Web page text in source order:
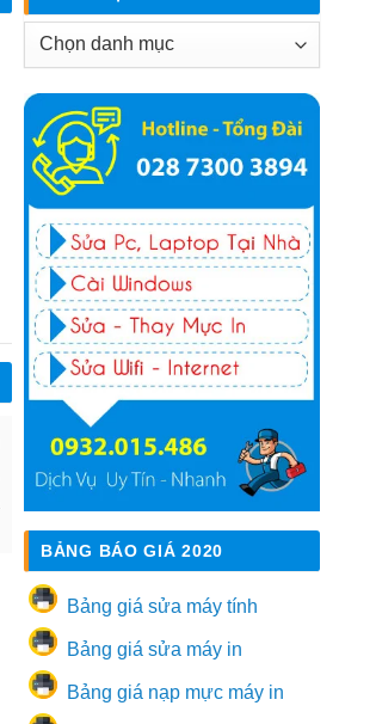
Danh
BẢNG BÁO GIÁ 2020
Bảng giá sửa máy tính
Bảng giá sửa máy in
Bảng giá nạp mực máy in